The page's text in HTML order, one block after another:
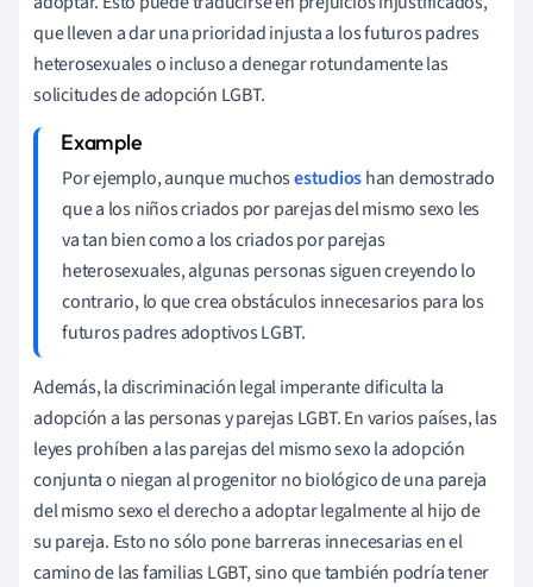
que lleven a dar una prioridad injusta a los futuros padres
heterosexuales o incluso a denegar rotundamente las
solicitudes de adopción LGBT.
Por ejemplo, aunque muchosestudioshan demostrado
que a los niños criados por parejas del mismo sexo les
va tan bien como a los criados por parejas
heterosexuales, algunas personas siguen creyendo lo
contrario, lo que crea obstáculos innecesarios para los
futuros padres adoptivos LGBT.
Además, la discriminación legal imperante dificulta la
adopción a las personas y parejas LGBT. En varios países, las
leyes prohíben a las parejas del mismo sexo la adopción
conjunta o niegan al progenitor no biológico de una pareja
del mismo sexo el derecho a adoptar legalmente al hijo de
su pareja. Esto no sólo pone barreras innecesarias en el
camino de las familias LGBT, sino que también podría tener